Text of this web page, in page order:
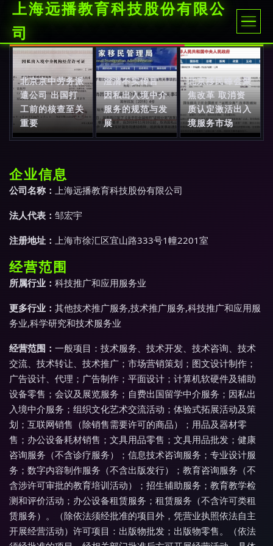
上海远播教育科技股份有限公
司
北京京中劳务派
遣公司 出国打
工前的核查至关
重要
澄清不实传言
因私出入境中介
服务的规范与发
展
北京移民峰会聚
焦改革 取消资
质认定激活出入
境服务市场
企业信息
公司名称： 上海远播教育科技股份有限公司
法人代表： 邹宏宇
注册地址： 上海市徐汇区宜山路333号1幢2201室
经营范围
所属行业： 科技推广和应用服务业
更多行业： 其他技术推广服务,技术推广服务,科技推广和应用服
务业,科学研究和技术服务业
经营范围： 一般项目：技术服务、技术开发、技术咨询、技术
交流、技术转让、技术推广；市场营销策划；图文设计制作；
广告设计、代理；广告制作；平面设计；计算机软硬件及辅助
设备零售；会议及展览服务；自费出国留学中介服务；因私出
入境中介服务；组织文化艺术交流活动；体验式拓展活动及策
划；互联网销售（除销售需要许可的商品）；用品及器材零
售；办公设备耗材销售；文具用品零售；文具用品批发；健康
咨询服务（不含诊疗服务）；信息技术咨询服务；专业设计服
务；数字内容制作服务（不含出版发行）；教育咨询服务（不
含涉许可审批的教育培训活动）；招生辅助服务；教育教学检
测和评价活动；办公设备租赁服务；租赁服务（不含许可类租
赁服务）。（除依法须经批准的项目外，凭营业执照依法自主
开展经营活动）许可项目：出版物批发；出版物零售。（依法